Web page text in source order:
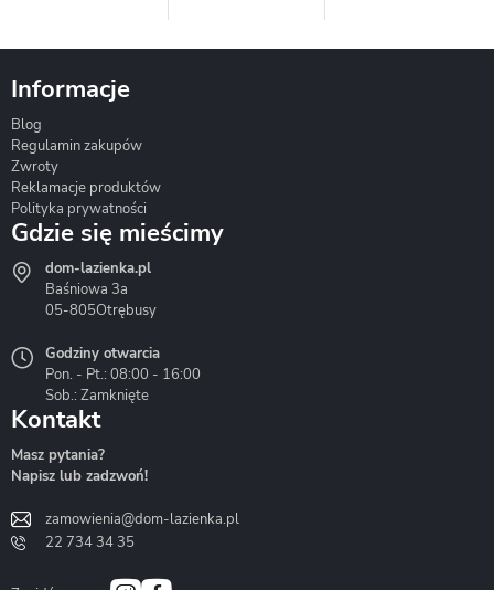
Hydrostop
Liveno
Informacje
Blog
Regulamin zakupów
Zwroty
Reklamacje produktów
Polityka prywatności
Gdzie się mieścimy
dom-lazienka.pl
Baśniowa 3a
05-805Otrębusy
Godziny otwarcia
Pon. - Pt.: 08:00 - 16:00
Sob.: Zamknięte
Kontakt
Masz pytania?
Napisz lub zadzwoń!
zamowienia@dom-lazienka.pl
22 734 34 35